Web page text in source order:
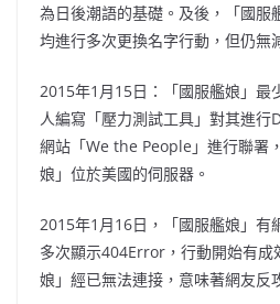
為日後潮語的基礎。及後，「國服
均進行多次更換名字行動，但仍無
2015年1月15日：「國服艦娘」最
人編寫「壓力測試工具」對其進行
網站「We the People」進行聯署
娘」位於美國的伺服器。
2015年1月16日，「國服艦娘」有
多次顯示404Error，行動開始有成
娘」經已無法連接，意味著網友反